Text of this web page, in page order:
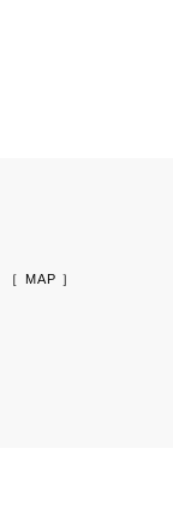
［ MAP ］